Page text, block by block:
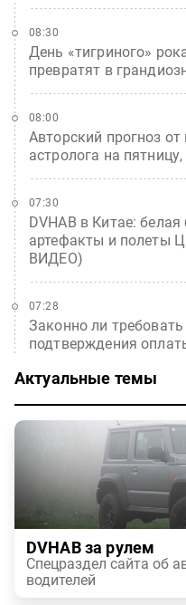
День «тигриного»
превратят в
08:30
Авторский прогноз
астролога на пятницу,
08:00
DVHAB в Китае:
артефакты и полеты
ВИДЕО)
07:30
Законно ли
подтверждения
07:28
Актуальные темы
DVHAB за рулем
Спецраздел сайта об
водителей